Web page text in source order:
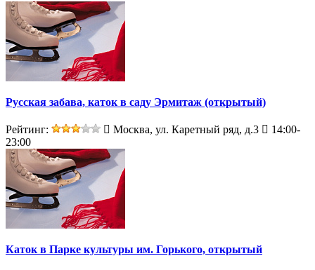
Русская забава, каток в саду Эрмитаж (открытый)
Рейтинг: Москва, ул. Каретный ряд, д.3
14:00-
23:00
Каток в Парке культуры им. Горького, открытый